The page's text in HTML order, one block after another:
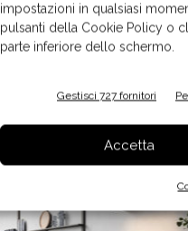
impostazioni in qualsiasi
pulsanti della Cookie Policy o
parte inferiore dello schermo.
Gestisci 727 fornitori
Accetta